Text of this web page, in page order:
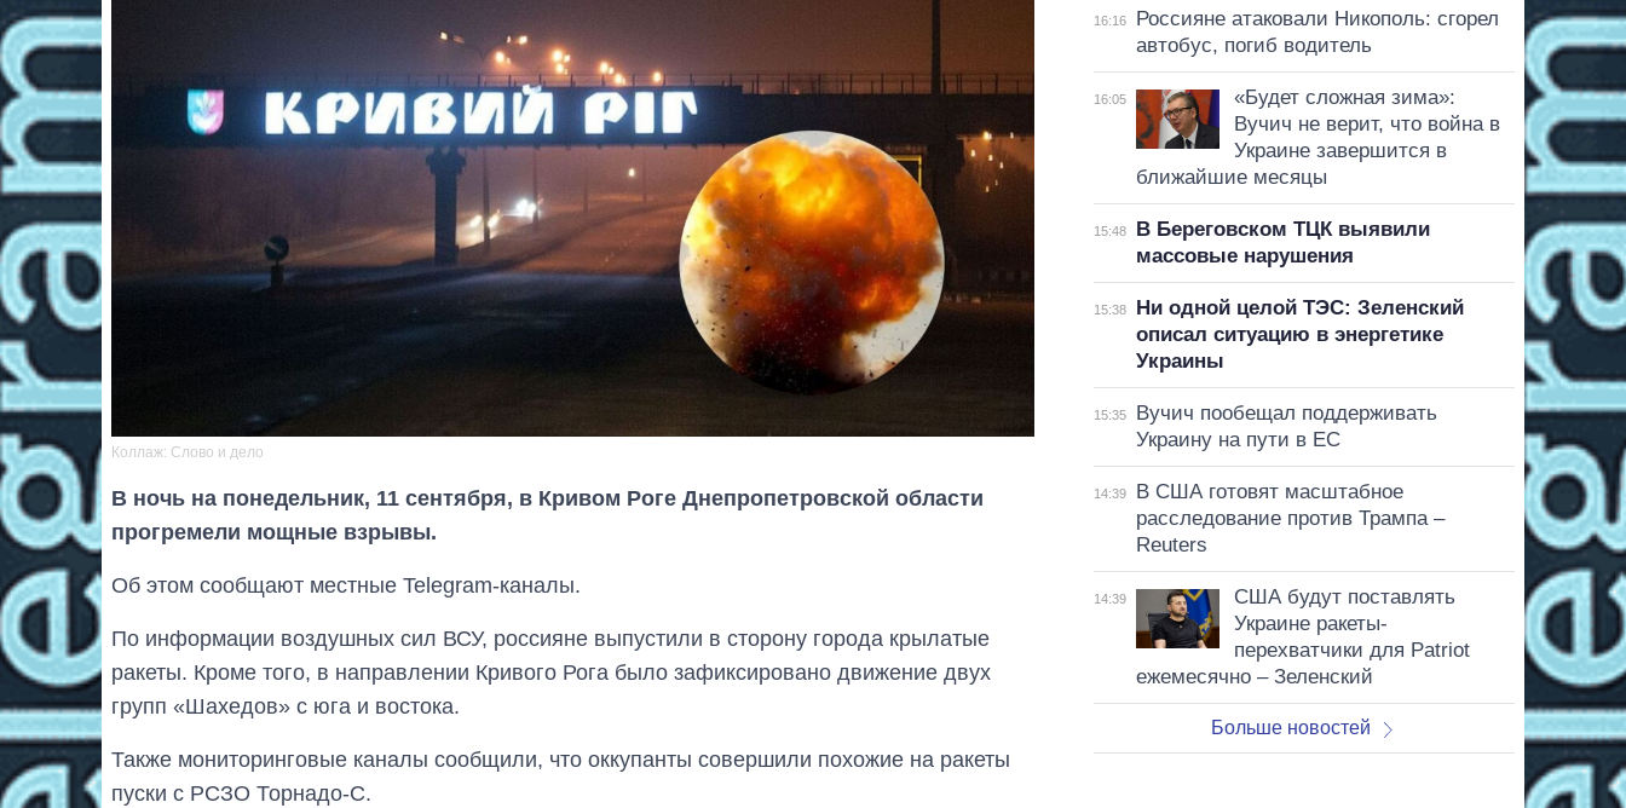
Коллаж: Слово и дело
В ночь на понедельник, 11 сентября, в Кривом Роге Днепропетровской области
прогремели мощные взрывы.
Об этом сообщают местные Telegram-каналы.
По информации воздушных сил ВСУ, россияне выпустили в сторону города крылатые
ракеты. Кроме того, в направлении Кривого Рога было зафиксировано движение двух
групп «Шахедов» с юга и востока.
Также мониторинговые каналы сообщили, что оккупанты совершили похожие на ракеты
пуски с РСЗО Торнадо-С.
16:16
Россияне атаковали Никополь: сгорел
автобус, погиб водитель
16:05
«Будет сложная зима»:
Вучич не верит, что война в
Украине завершится в
ближайшие месяцы
15:48
В Береговском ТЦК выявили
массовые нарушения
15:38
Ни одной целой ТЭС: Зеленский
описал ситуацию в энергетике
Украины
15:35
Вучич пообещал поддерживать
Украину на пути в ЕС
14:39
В США готовят масштабное
расследование против Трампа –
Reuters
14:39
США будут поставлять
Украине ракеты-
перехватчики для Patriot
ежемесячно – Зеленский
Больше новостей